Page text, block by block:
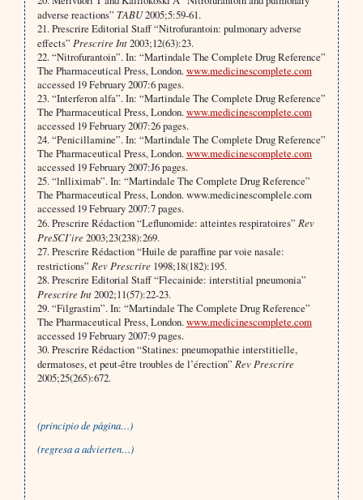
adverse reactions” TABU2005;5:59-61.
21. Prescrire Editorial Staff “Nitrofurantoin: pulmonary adverse
effects” Prescrire Int2003;12(63):23.
22. “Nitrofurantoin”. In: “Martindale The Complete Drug Reference”
The Pharmaceutical Press, London.www.medicinescomplete.com
accessed 19 February 2007:6 pages.
23. “Interferon alfa”. In: “Martindale The Complete Drug Reference”
The Pharmaceutical Press, London.www.medicinescomplete.com
accessed 19 February 2007:26 pages.
24. “Penicillamine”. In: “Martindale The Complete Drug Reference”
The Pharmaceutical Press, London.www.medicinescomplete.com
accessed 19 February 2007:J6 pages.
25. “lnlliximab”. In: “Martindale The Complete Drug Reference”
The Pharmaceutical Press, London. www.medicinescomplele.com
accessed 19 February 2007:7 pages.
26. Prescrire Rédaction “Leflunomide: atteintes respiratoires” Rev
PreSCI’ire2003;23(238):269.
27. Prescrire Rédaction “Huile de paraffine par voie nasale:
restrictions” Rev Prescrire1998;18(182):195.
28. Prescrire Editorial Staff “Flecainide: interstitial pneumonia”
Prescrire Int2002;11(57):22-23.
29. “Filgrastim”. In: “Martindale The Complete Drug Reference”
The Pharmaceutical Press, London.www.medicinescomplete.com
accessed 19 February 2007:9 pages.
30. Prescrire Rédaction “Statines: pneumopathie interstitielle,
dermatoses, et peut-être troubles de l’érection” Rev Prescrire
2005;25(265):672.
(principio de página…)
(regresa a advierten…)